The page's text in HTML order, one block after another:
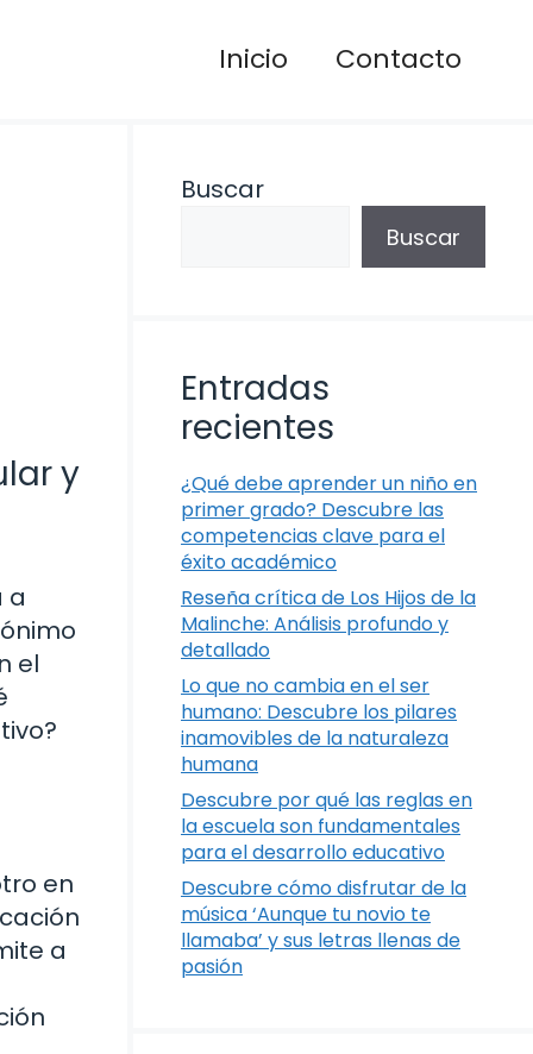
Inicio Contacto
y
a
el
en
a
Buscar
Buscar
Entradas
recientes
¿Qué debe aprender un niño en
primer grado? Descubre las
competencias clave para el
éxito académico
Reseña crítica de Los Hijos de la
Malinche: Análisis profundo y
detallado
Lo que no cambia en el ser
humano: Descubre los pilares
inamovibles de la naturaleza
humana
Descubre por qué las reglas en
la escuela son fundamentales
para el desarrollo educativo
Descubre cómo disfrutar de la
música ‘Aunque tu novio te
llamaba’ y sus letras llenas de
pasión